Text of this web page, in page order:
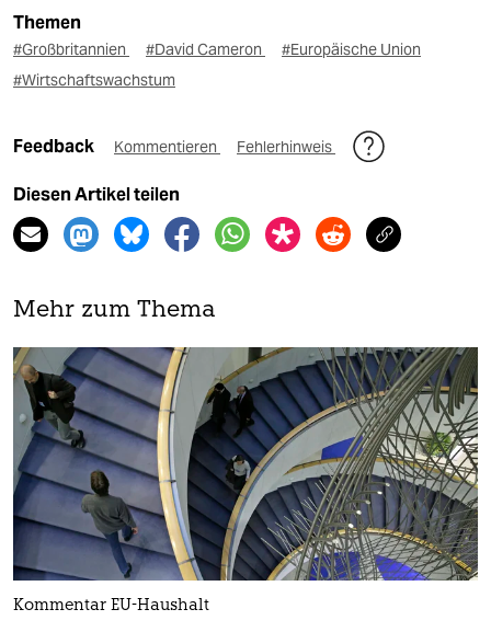
Themen
#Großbritannien #David Cameron
#Europäische Union
#Wirtschaftswachstum
Feedback Kommentieren Fehlerhinweis
Diesen Artikel teilen
Mehr zum Thema
Kommentar EU-Haushalt